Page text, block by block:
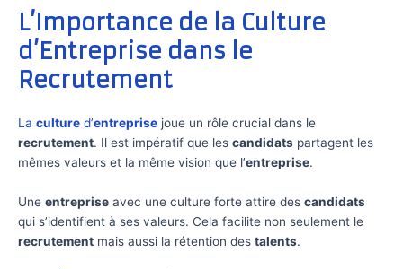
L’Importance de la Culture
d’Entreprise dans le
Recrutement
La culture d’entreprise joue un rôle crucial dans le
recrutement. Il est impératif que les candidats partagent les
mêmes valeurs et la même vision que l’entreprise.
Une entreprise avec une culture forte attire des candidats
qui s’identifient à ses valeurs. Cela facilite non seulement le
recrutement mais aussi la rétention des talents.